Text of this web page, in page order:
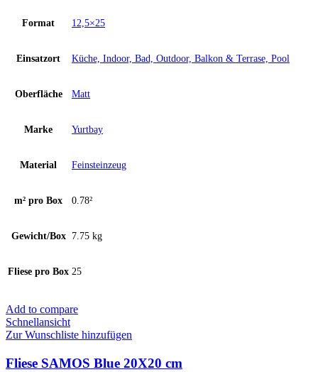
Format 12,5×25
Einsatzort Küche, Indoor, Bad, Outdoor, Balkon & Terrase, Pool
Oberfläche Matt
Marke Yurtbay
Material Feinsteinzeug
m² pro Box 0.78²
Gewicht/Box 7.75 kg
Fliese pro Box 25
Add to compare
Schnellansicht
Zur Wunschliste hinzufügen
Fliese SAMOS Blue 20X20 cm